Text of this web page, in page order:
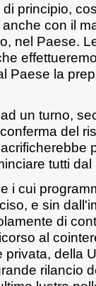
principio,
con il
nel Paese.
Paese la
un turno,
del
tutti
i cui
e sin
di
al
della
rilancio